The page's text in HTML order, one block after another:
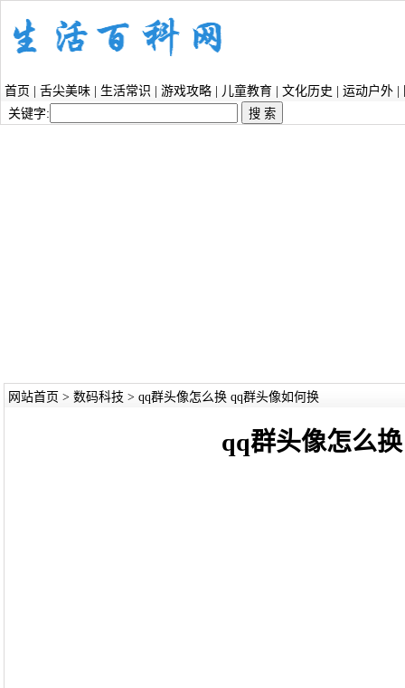
首页 舌尖美味 生活常识 游戏攻略 儿童教育 文化历史 运动户外
关键字:
网站首页 > 数码科技 > qq群头像怎么换 qq群头像如何换
qq群头像怎么